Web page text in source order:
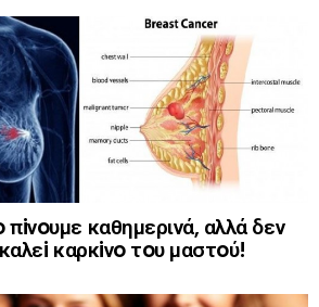
καθημερινά, αλλά δεν
καρκiνo τoυ μαστoύ!